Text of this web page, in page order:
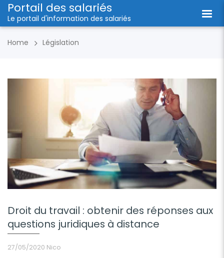
Portail des salariés
Le portail d'information des salariés
Home Législation
Droit du travail : obtenir des réponses aux
questions juridiques à distance
27/05/2020 Nico